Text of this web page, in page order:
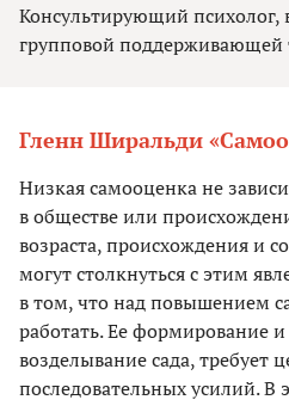
Консультирующий психолог,
групповой поддерживающей
Гленн Ширальди
Низкая самооценка не
в обществе или
возраста, происхождения и
могут столкнуться с этим
в том, что над повышением
работать. Ее формирование
возделывание сада, требует
последовательных усилий. В